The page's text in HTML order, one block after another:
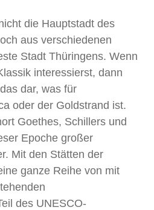
die Hauptstadt des
aus verschiedenen
Stadt Thüringens. Wenn
interessierst, dann
dar, was für
oder der Goldstrand ist.
Goethes, Schillers und
Epoche großer
Mit den Stätten der
ganze Reihe von mit
des UNESCO-